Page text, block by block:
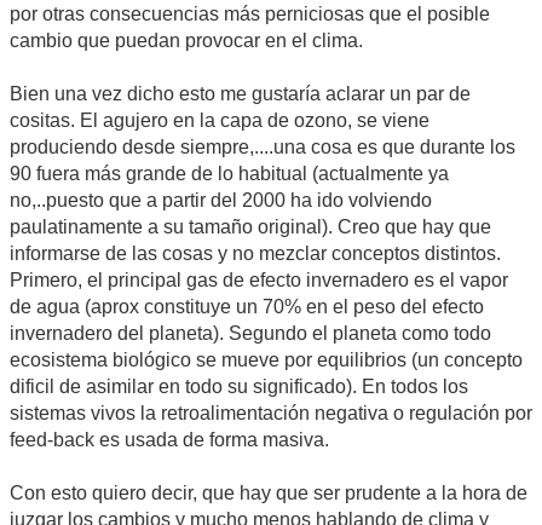
por otras consecuencias más perniciosas que el posible
cambio que puedan provocar en el clima.
Bien una vez dicho esto me gustaría aclarar un par de
cositas. El agujero en la capa de ozono, se viene
produciendo desde siempre,....una cosa es que durante los
90 fuera más grande de lo habitual (actualmente ya
no,..puesto que a partir del 2000 ha ido volviendo
paulatinamente a su tamaño original). Creo que hay que
informarse de las cosas y no mezclar conceptos distintos.
Primero, el principal gas de efecto invernadero es el vapor
de agua (aprox constituye un 70% en el peso del efecto
invernadero del planeta). Segundo el planeta como todo
ecosistema biológico se mueve por equilibrios (un concepto
dificil de asimilar en todo su significado). En todos los
sistemas vivos la retroalimentación negativa o regulación por
feed-back es usada de forma masiva.
Con esto quiero decir, que hay que ser prudente a la hora de
juzgar los cambios y mucho menos hablando de clima y